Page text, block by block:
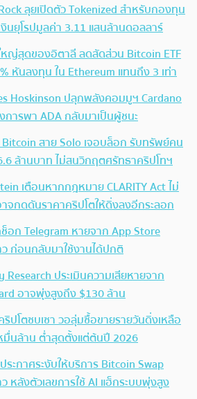
ลุยเปิดตัว Tokenized สำหรับกองทุน
นยุโรปมูลค่า 3.11 แสนล้านดอลลาร์
ญ่สุดของอิตาลี ลดสัดส่วน Bitcoin ETF
หันลงทุน ใน Ethereum แทนถึง 3 เท่า
Hoskinson ปลุกพลังคอมมูฯ Cardano
ารพา ADA กลับมาเป็นผู้ชนะ
สาย Solo เจอบล็อก รับทรัพย์คน
ล้านบาท ไม่สนวิกฤตศรัทธาคริปโทฯ
เตือนหากกฎหมาย CLARITY Act ไม่
จกดดันราคาคริปโตให้ดิ่งลงอีกระลอก
อก Telegram หายจาก App Store
ก่อนกลับมาใช้งานได้ปกติ
Research ประเมินความเสียหายจาก
อาจพุ่งสูงถึง $130 ล้าน
ปโตซบเซา วอลุ่มซื้อขายรายวันดิ่งเหลือ
มื่นล้าน ต่ำสุดตั้งแต่ต้นปี 2026
ระกาศระงับให้บริการ Bitcoin Swap
หลังตัวเลขการใช้ AI แฮ็กระบบพุ่งสูง